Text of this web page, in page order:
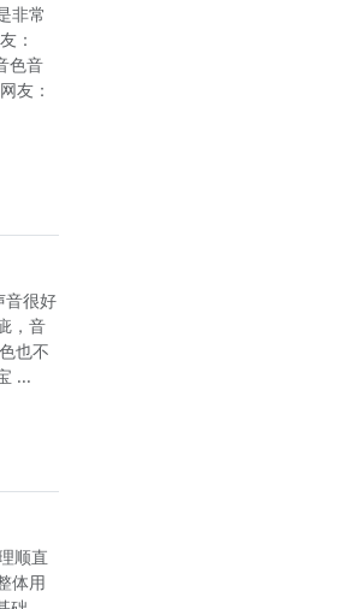
非常
：
色音
友：
音很好
，音
也不
...
顺直
体用